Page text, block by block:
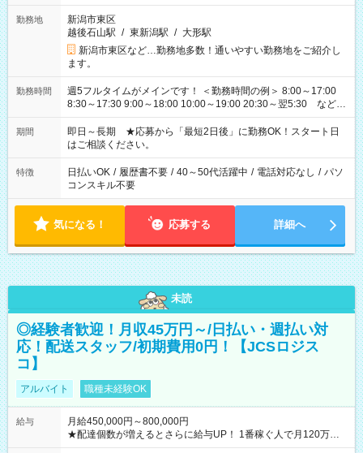
勤務地
新潟市東区
越後石山駅 / 東新潟駅 / 大形駅
新潟市東区など…勤務地多数！通いやすい勤務地をご紹介し
ます。
勤務時間
週5フルタイムがメインです！ ＜勤務時間の例＞ 8:00～17:00
8:30～17:30 9:00～18:00 10:00～19:00 20:30～翌5:30 など ★
その他にも勤務時間多数！ 日勤のみ、残業なし、交替制など
ご希望を教えてください！
期間
即日～長期 ★応募から「最短2日後」に勤務OK！スタート日
はご相談ください。
特徴 日払いOK / 履歴書不要 / 40～50代活躍中 / 電話対応なし / パソ
コンスキル不要
気になる！ 応募する 詳細へ
未読
◎経験者歓迎！月収45万円～/日払い・週払い対
応！配送スタッフ/初期費用0円！【JCSロジス
コ】
アルバイト 職種未経験OK
給与
月給450,000円～800,000円
★配達個数が増えるとさらに給与UP！ 1番稼ぐ人で月120万ほ
ど！ ・主要都市エリア 月収55万円／週5日稼働 月収65万~112